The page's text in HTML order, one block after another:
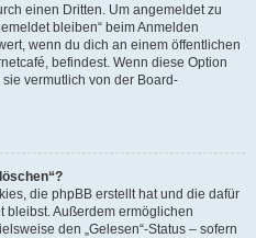
einen Dritten. Um angemeldet zu
bleiben“ beim Anmelden
wenn du dich an einem öffentlichen
befindest. Wenn diese Option
vermutlich von der Board-
die phpBB erstellt hat und die dafür
bleibst. Außerdem ermöglichen
den „Gelesen“-Status – sofern